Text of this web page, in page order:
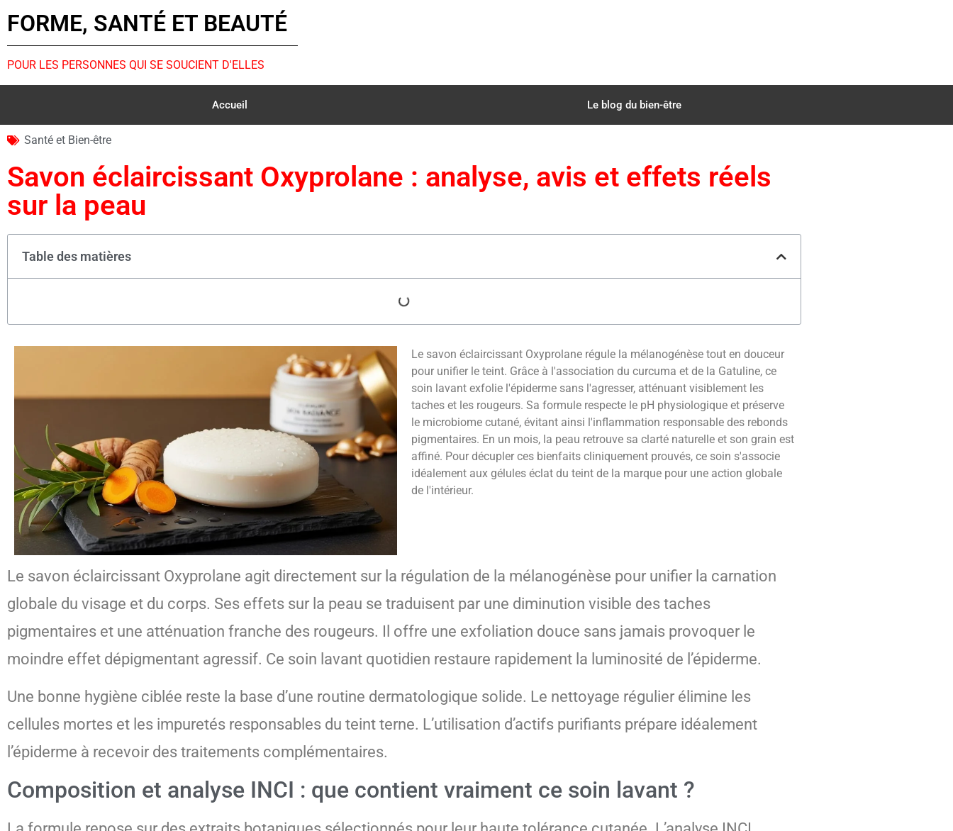
FORME, SANTÉ ET BEAUTÉ
POUR LES PERSONNES QUI SE SOUCIENT D'ELLES
Accueil Le blog du bien-être
Santé et Bien-être
Savon éclaircissant Oxyprolane : analyse, avis et effets réels
sur la peau
Table des matières
Le savon éclaircissant Oxyprolane régule la mélanogénèse tout en douceur
pour unifier le teint. Grâce à l'association du curcuma et de la Gatuline, ce
soin lavant exfolie l'épiderme sans l'agresser, atténuant visiblement les
taches et les rougeurs. Sa formule respecte le pH physiologique et préserve
le microbiome cutané, évitant ainsi l'inflammation responsable des rebonds
pigmentaires. En un mois, la peau retrouve sa clarté naturelle et son grain est
affiné. Pour décupler ces bienfaits cliniquement prouvés, ce soin s'associe
idéalement aux gélules éclat du teint de la marque pour une action globale
de l'intérieur.
Le savon éclaircissant Oxyprolane agit directement sur la régulation de la mélanogénèse pour unifier la carnation
globale du visage et du corps. Ses effets sur la peau se traduisent par une diminution visible des taches
pigmentaires et une atténuation franche des rougeurs. Il offre une exfoliation douce sans jamais provoquer le
moindre effet dépigmentant agressif. Ce soin lavant quotidien restaure rapidement la luminosité de l’épiderme.
Une bonne hygiène ciblée reste la base d’une routine dermatologique solide. Le nettoyage régulier élimine les
cellules mortes et les impuretés responsables du teint terne. L’utilisation d’actifs purifiants prépare idéalement
l’épiderme à recevoir des traitements complémentaires.
Composition et analyse INCI : que contient vraiment ce soin lavant ?